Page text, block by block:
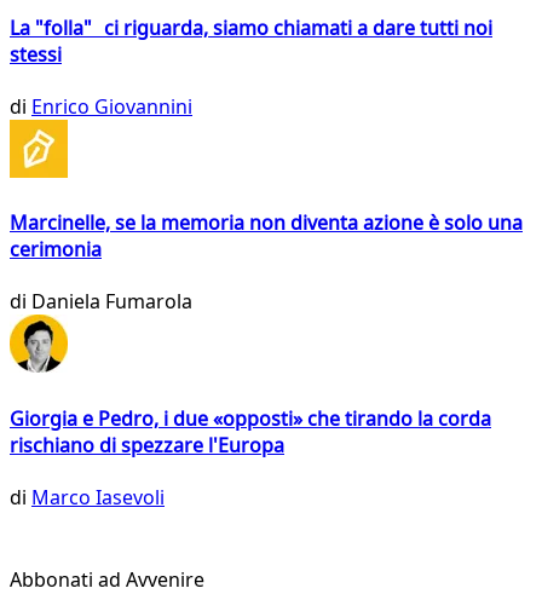
La "folla" ci riguarda, siamo chiamati a dare tutti noi
stessi
di Enrico Giovannini
Marcinelle, se la memoria non diventa azione è solo una
cerimonia
di Daniela Fumarola
Giorgia e Pedro, i due «opposti» che tirando la corda
rischiano di spezzare l'Europa
di Marco Iasevoli
Abbonati ad Avvenire